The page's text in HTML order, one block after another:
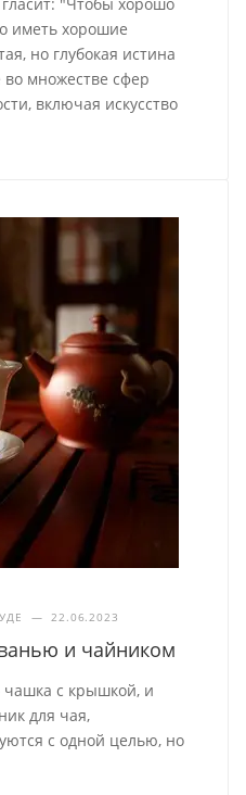
"Чтобы хорошо
иметь хорошие
но глубокая истина
во множестве сфер
включая искусство
— 22.06.2023
и чайником
чашка с крышкой, и
для чая,
с одной целью, но